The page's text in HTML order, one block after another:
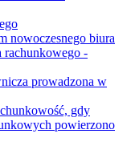
nowoczesnego biura
rachunkowego -
prowadzona w
gdy
powierzono